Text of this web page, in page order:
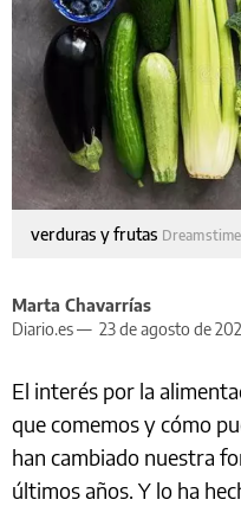
verduras y frutas
Marta Chavarrías
Diario.es — 23 de agosto de
El interés por la
que comemos y cómo
han cambiado nuestra
últimos años. Y lo ha